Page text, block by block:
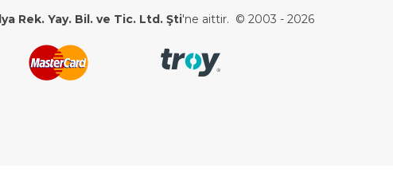
Rek. Yay. Bil. ve Tic. Ltd. Şti'ne aittir. © 2003 - 2026